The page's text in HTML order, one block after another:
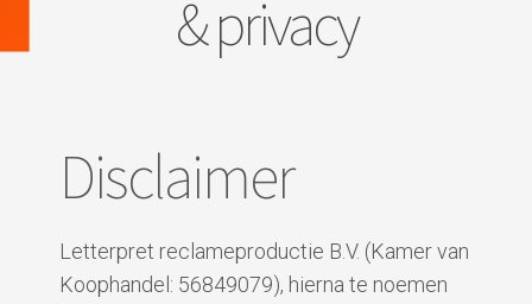
& privacy
Disclaimer
Letterpret reclameproductie B.V. (Kamer van
Koophandel: 56849079), hierna te noemen